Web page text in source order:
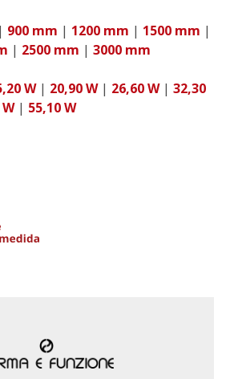
| 900 mm | 1200 mm | 1500 mm |
| 2500 mm | 3000 mm
W| 20,90 W| 26,60 W| 32,30
| 55,10 W